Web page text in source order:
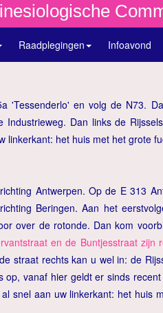
Raadplegingen Infoavond
'Tessenderlo' en volg de N73.
Dan links de
linkerkant: het huis met het grote
Antwerpen. Op de E 313
Beringen. Aan het
over de rotonde. Dan kom
en de Buntjesstraat zijn
straat rechts kan u wel in: de
vanaf hier geldt er sinds
snel aan uw linkerkant: het huis